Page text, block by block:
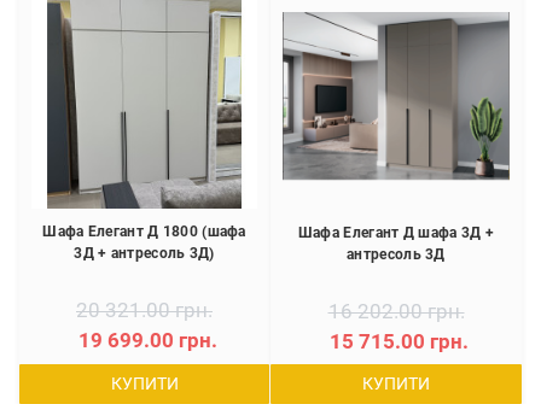
Шафа Елегант Д 1800 (шафа
3Д + антресоль 3Д)
20 321.00 грн.
19 699.00 грн.
КУПИТИ
Шафа Елегант Д шафа 3Д +
антресоль 3Д
16 202.00 грн.
15 715.00 грн.
КУПИТИ